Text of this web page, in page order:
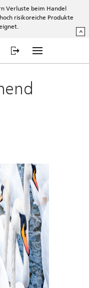
Verluste beim Handel
risikoreiche Produkte
^